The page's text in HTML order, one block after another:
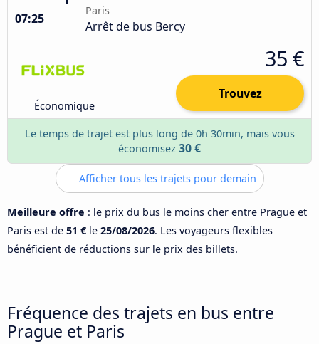
07:25
Paris
Arrêt de bus Bercy
Économique
35 €
Trouvez
Le temps de trajet est plus long de 0h 30min, mais vous
économisez 30 €
Afficher tous les trajets pour demain
Meilleure offre : le prix du bus le moins cher entre Prague et
Paris est de 51 € le 25/08/2026. Les voyageurs flexibles
bénéficient de réductions sur le prix des billets.
Fréquence des trajets en bus entre
Prague et Paris